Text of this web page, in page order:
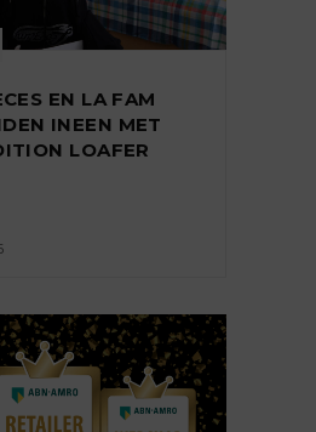
EN LA FAM
INEEN MET
LOAFER